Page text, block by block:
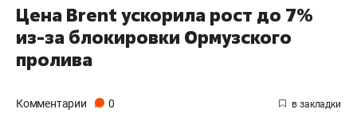
Цена Brent ускорила рост до 7%
из-за блокировки Ормузского
пролива
Комментарии 0